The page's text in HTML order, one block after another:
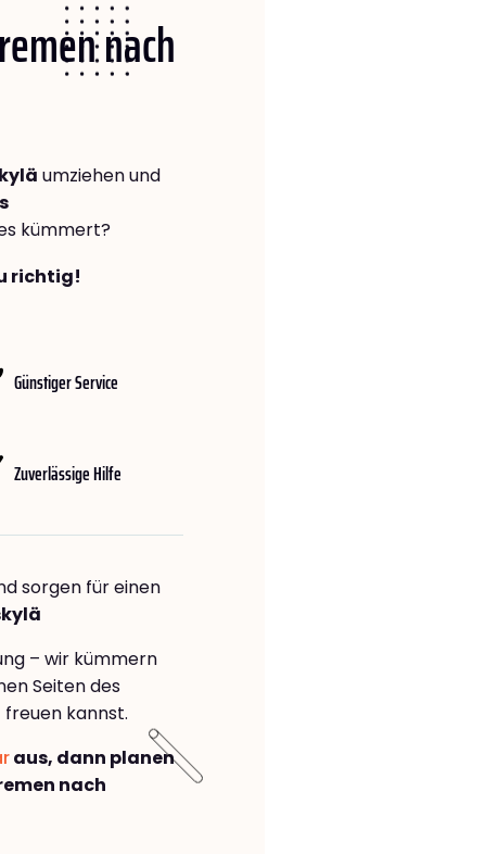
nach
umziehen und
kümmert?
richtig!
Günstiger Service
Zuverlässige Hilfe
sorgen für einen
– wir kümmern
Seiten des
freuen kannst.
aus, dann planen
nach